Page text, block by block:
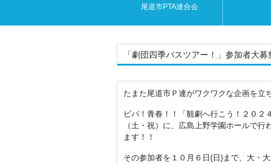
尾道市PTA連合会
「劇団四季バスツアー！」参加者大募
たまた尾道市Ｐ連がワクワクな企画を立
ビバ！青春！！「観劇へ行こう！２０２
（土・祝）に、広島上野学園ホールで
ます！！
その参加者を１０月６日(日)まで、大・